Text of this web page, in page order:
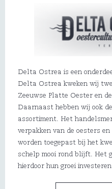
Delta Ostrea is een
Delta Ostrea kweken wij
Zeeuwse Platte Oester en
Daarnaast hebben wij ook
assortiment. Het
verpakken van de oesters
worden toegepast bij het
schelp mooi rond blijft. Het
hierdoor hun groei